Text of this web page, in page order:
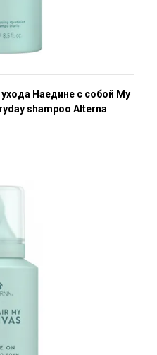
Наедине с собой My
shampoo Alterna